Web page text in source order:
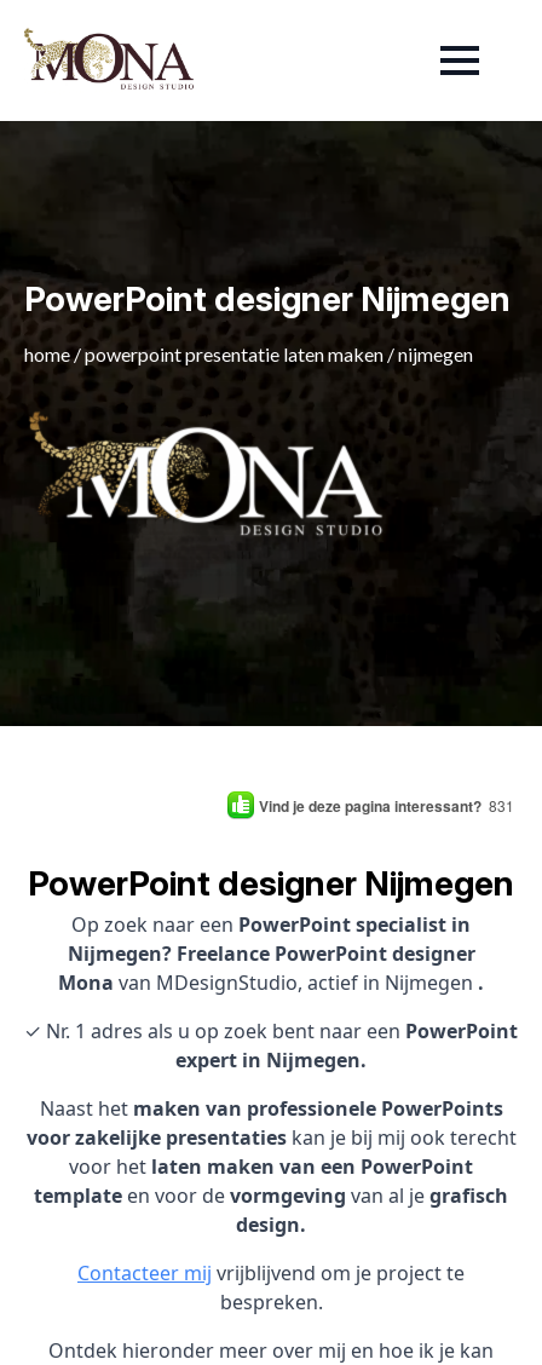
PowerPoint designer Nijmegen
home /powerpoint presentatie laten maken /nijmegen
Vind je deze pagina interessant? 831
PowerPoint designer Nijmegen
Op zoek naar een PowerPoint specialist in
Nijmegen? Freelance PowerPoint designer
Mona van MDesignStudio, actief in Nijmegen .
✓ Nr. 1 adres als u op zoek bent naar een PowerPoint
expert in Nijmegen.
Naast het maken van professionele PowerPoints
voor zakelijke presentatieskan je bij mij ook terecht
voor het laten maken van een PowerPoint
template en voor devormgeving van al jegrafisch
design.
Contacteer mij vrijblijvend om je project te
bespreken.
Ontdek hieronder meer over mij en hoe ik je kan